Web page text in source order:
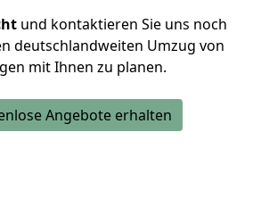
und kontaktieren Sie uns noch
deutschlandweiten Umzug von
mit Ihnen zu planen.
Angebote erhalten